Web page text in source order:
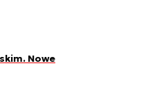
Nowe